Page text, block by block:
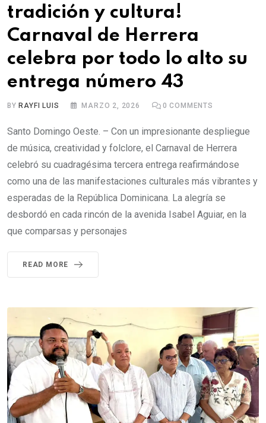
tradición y cultura!
Carnaval de Herrera
celebra por todo lo alto su
entrega número 43
BY RAYFI LUIS MARZO 2, 2026 0 COMMENTS
Santo Domingo Oeste. – Con un impresionante despliegue
de música, creatividad y folclore, el Carnaval de Herrera
celebró su cuadragésima tercera entrega reafirmándose
como una de las manifestaciones culturales más vibrantes y
esperadas de la República Dominicana. La alegría se
desbordó en cada rincón de la avenida Isabel Aguiar, en la
que comparsas y personajes
READ MORE